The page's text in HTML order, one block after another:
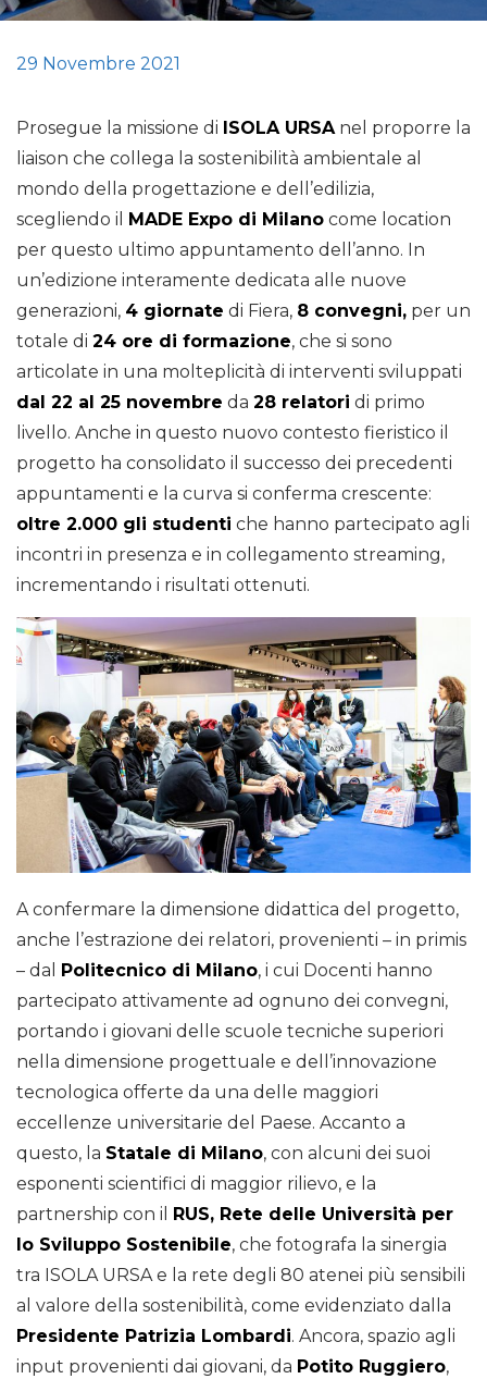
29 Novembre 2021
Prosegue la missione di ISOLA URSAnel proporre la
liaison che collega la sostenibilità ambientale al
mondo della progettazione e dell’edilizia,
scegliendo il MADE Expo di Milano come location
per questo ultimo appuntamento dell’anno. In
un’edizione interamente dedicata alle nuove
generazioni, 4 giornate di Fiera, 8 convegni, per un
totale di 24 ore di formazione, che si sono
articolate in una molteplicità di interventi sviluppati
dal 22 al 25 novembre da 28 relatori di primo
livello. Anche in questo nuovo contesto fieristico il
progetto ha consolidato il successo dei precedenti
appuntamenti e la curva si conferma crescente:
oltre 2.000 gli studenti che hanno partecipato agli
incontri in presenza e in collegamento streaming,
incrementando i risultati ottenuti.
A confermare la dimensione didattica del progetto,
anche l’estrazione dei relatori, provenienti – in primis
– dal Politecnico di Milano, i cui Docenti hanno
partecipato attivamente ad ognuno dei convegni,
portando i giovani delle scuole tecniche superiori
nella dimensione progettuale e dell’innovazione
tecnologica offerte da una delle maggiori
eccellenze universitarie del Paese. Accanto a
questo, la Statale di Milano, con alcuni dei suoi
esponenti scientifici di maggior rilievo, e la
partnership con il RUS, Rete delle Università per
lo Sviluppo Sostenibile, che fotografa la sinergia
tra ISOLA URSA e la rete degli 80 atenei più sensibili
al valore della sostenibilità, come evidenziato dalla
Presidente Patrizia Lombardi. Ancora, spazio agli
input provenienti dai giovani, da Potito Ruggiero,